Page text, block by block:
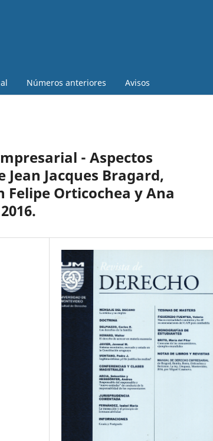
Números anteriores Avisos
- Aspectos
Jacques Bragard,
Felipe Orticochea y Ana